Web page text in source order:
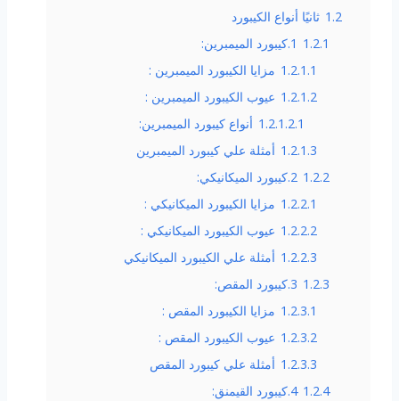
1.2 ثانيًا أنواع الكيبورد
1.2.1 1.كيبورد الميمبرين:
1.2.1.1 مزايا الكيبورد الميمبرين :
1.2.1.2 عيوب الكيبورد الميمبرين :
1.2.1.2.1 أنواع كيبورد الميمبرين:
1.2.1.3 أمثلة علي كيبورد الميمبرين
1.2.2 2.كيبورد الميكانيكي:
1.2.2.1 مزايا الكيبورد الميكانيكي :
1.2.2.2 عيوب الكيبورد الميكانيكي :
1.2.2.3 أمثلة علي الكيبورد الميكانيكي
1.2.3 3.كيبورد المقص:
1.2.3.1 مزايا الكيبورد المقص :
1.2.3.2 عيوب الكيبورد المقص :
1.2.3.3 أمثلة علي كيبورد المقص
1.2.4 4.كيبورد القيمنق: